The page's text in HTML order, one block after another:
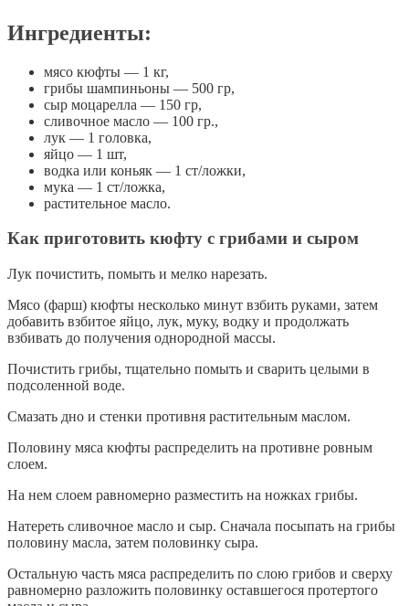
Ингредиенты:
мясо кюфты — 1 кг,
грибы шампиньоны — 500 гр,
сыр моцарелла — 150 гр,
сливочное масло — 100 гр.,
лук — 1 головка,
яйцо — 1 шт,
водка или коньяк — 1 ст/ложки,
мука — 1 ст/ложка,
растительное масло.
Как приготовить кюфту с грибами и сыром
Лук почистить, помыть и мелко нарезать.
Мясо (фарш) кюфты несколько минут взбить руками, затем
добавить взбитое яйцо, лук, муку, водку и продолжать
взбивать до получения однородной массы.
Почистить грибы, тщательно помыть и сварить целыми в
подсоленной воде.
Смазать дно и стенки противня растительным маслом.
Половину мяса кюфты распределить на противне ровным
слоем.
На нем слоем равномерно разместить на ножках грибы.
Натереть сливочное масло и сыр. Сначала посыпать на грибы
половину масла, затем половинку сыра.
Остальную часть мяса распределить по слою грибов и сверху
равномерно разложить половинку оставшегося протертого